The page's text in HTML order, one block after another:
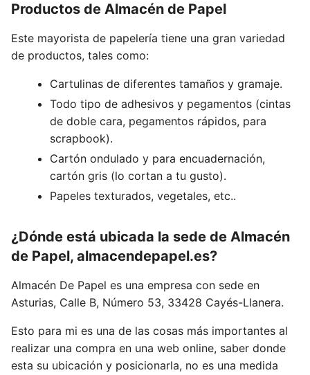
Productos de Almacén de Papel
Este mayorista de papelería tiene una gran variedad
de productos, tales como:
Cartulinas de diferentes tamaños y gramaje.
Todo tipo de adhesivos y pegamentos (cintas
de doble cara, pegamentos rápidos, para
scrapbook).
Cartón ondulado y para encuadernación,
cartón gris (lo cortan a tu gusto).
Papeles texturados, vegetales, etc..
¿Dónde está ubicada la sede de Almacén
de Papel, almacendepapel.es?
Almacén De Papel es una empresa con sede en
Asturias, Calle B, Número 53, 33428 Cayés-Llanera.
Esto para mi es una de las cosas más importantes al
realizar una compra en una web online, saber donde
esta su ubicación y posicionarla, no es una medida